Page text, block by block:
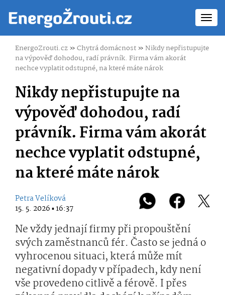
EnergoZrouti.cz»Chytrá domácnost»Nikdy nepřistupujte
na výpověď dohodou, radí právník. Firma vám akorát
nechce vyplatit odstupné, na které máte nárok
Nikdy nepřistupujte na
výpověď dohodou, radí
právník. Firma vám akorát
nechce vyplatit odstupné,
na které máte nárok
Petra Velíková
15. 5. 2026 ▪ 16:37
Ne vždy jednají firmy při propouštění
svých zaměstnanců fér. Často se jedná o
vyhrocenou situaci, která může mít
negativní dopady v případech, kdy není
vše provedeno citlivě a férově. I přes